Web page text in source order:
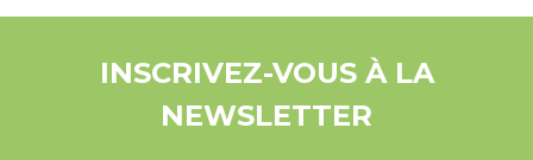
INSCRIVEZ-VOUS À LA
NEWSLETTER